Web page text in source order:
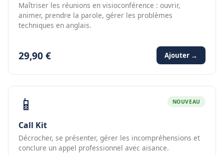
Maîtriser les réunions en visioconférence : ouvrir,
animer, prendre la parole, gérer les problèmes
techniques en anglais.
29,90 € Ajouter →
📱 NOUVEAU
Call Kit
Décrocher, se présenter, gérer les incompréhensions et
conclure un appel professionnel avec aisance.